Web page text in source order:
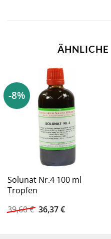
ÄHNLICHE
-8%
Solunat Nr.4 100 ml
Tropfen
39,60€ Ursprünglicher
Preis
39,60 €
36,37€Aktueller
36,37 €.